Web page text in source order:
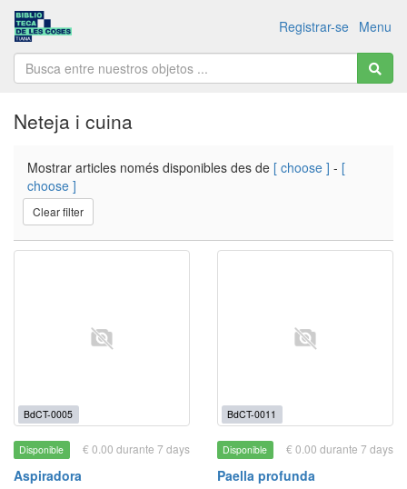
Menu
Registrar-se
Neteja i cuina
Mostrar articles només disponibles des de [ choose ] - [
choose ]
Clear filter
BdCT-0005
Disponible € 0.00 durante 7 days
Aspiradora
BdCT-0011
Disponible € 0.00 durante 7 days
Paella profunda